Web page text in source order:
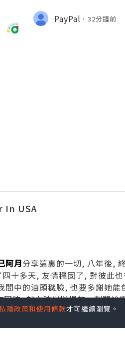
隱政策和使用條款才可繼續瀏覽。
n than ever. PayPal
ms for sending and recei
PayPal 32分鐘前
In USA
阿月分享這裏的一切, 八年後,
十多天, 友情穩固了, 對彼此
中的油頭穢臉, 也要多謝她
味, 就由踏出機場的一刻開始
到Dallas, 她出閘時我激